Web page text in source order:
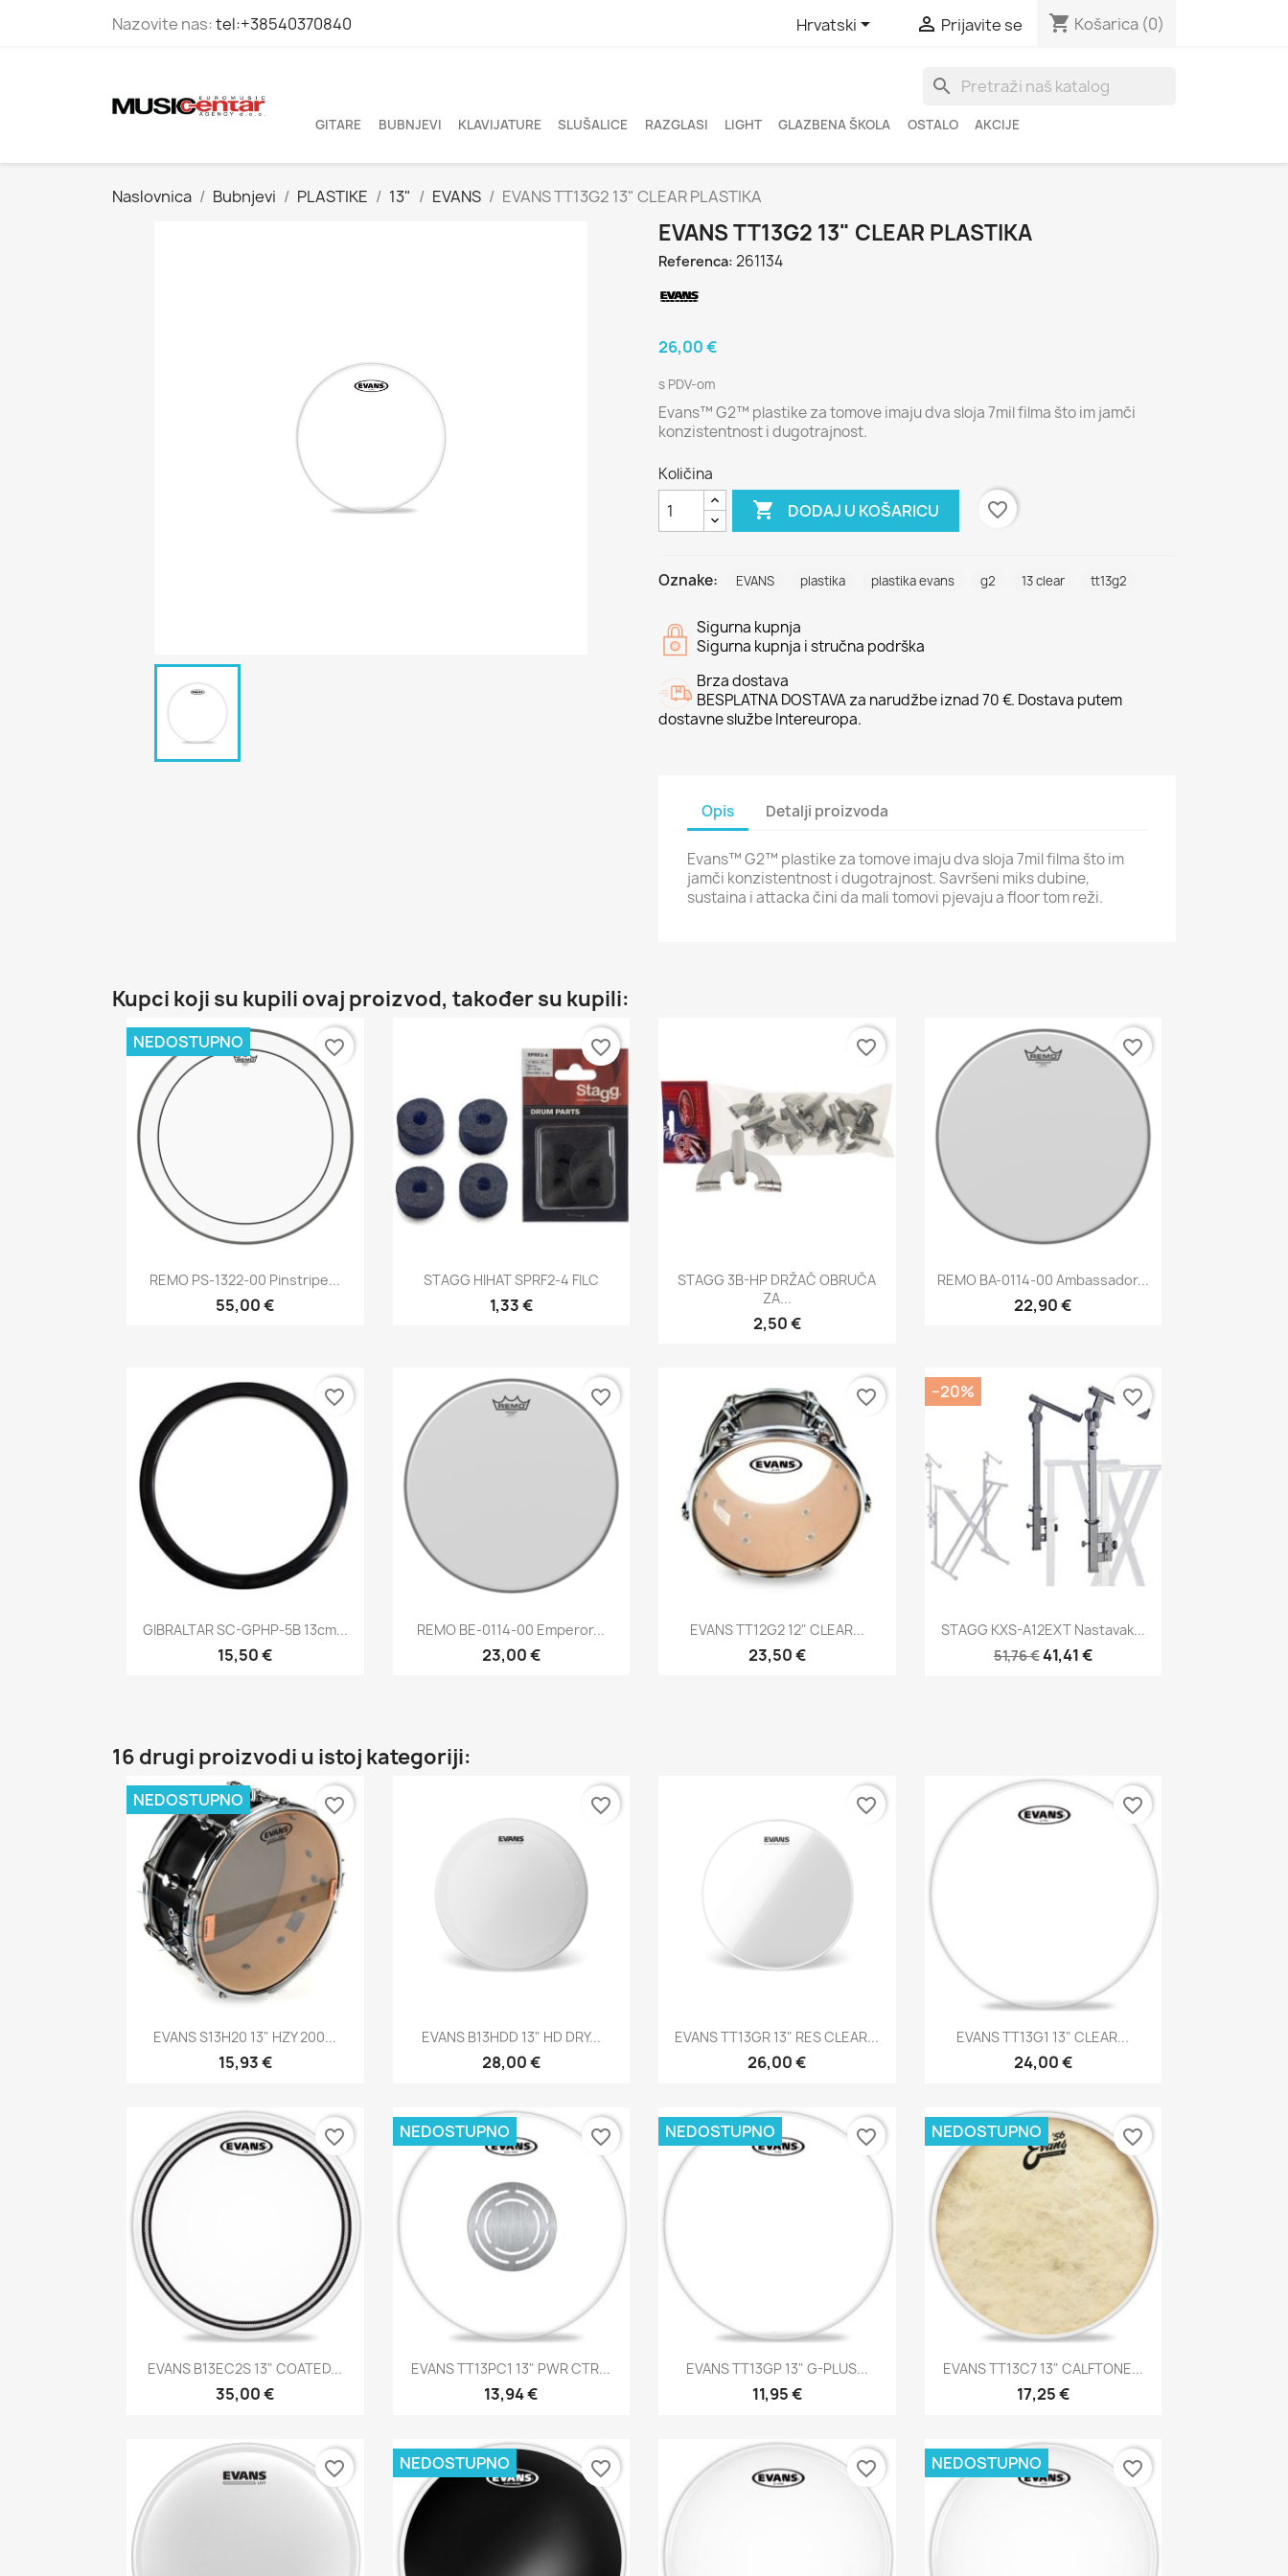
Nazovite nas:tel:+38540370840 Hrvatski  Prijavite se shopping_cart Košarica (0)
search
GITARE BUBNJEVI KLAVIJATURE SLUŠALICE RAZGLASI LIGHT GLAZBENA ŠKOLA OSTALO AKCIJE
Naslovnica Bubnjevi PLASTIKE 13" EVANS EVANS TT13G2 13" CLEAR PLASTIKA
EVANS TT13G2 13" CLEAR PLASTIKA
Referenca: 261134
26,00 €
s PDV-om
Evans™ G2™ plastike za tomove imaju dva sloja 7mil filma što im jamči
konzistentnost i dugotrajnost.
Količina
 DODAJ U KOŠARICU favorite_border
Oznake: EVANS plastika plastika evans g2 13 clear tt13g2
Sigurna kupnja
Sigurna kupnja i stručna podrška
Brza dostava
BESPLATNA DOSTAVA za narudžbe iznad 70 €. Dostava putem
dostavne službe Intereuropa.
Opis Detalji proizvoda
Evans™ G2™ plastike za tomove imaju dva sloja 7mil filma što im
jamči konzistentnost i dugotrajnost. Savršeni miks dubine,
sustaina i attacka čini da mali tomovi pjevaju a floor tom reži.
Kupci koji su kupili ovaj proizvod, također su kupili:
 Brzi pregled
REMO PS-1322-00 Pinstripe...
55,00 €
NEDOSTUPNO favorite_border
Brzi pregled
STAGG HIHAT SPRF2-4 FILC
1,33 €
favorite_border
Brzi pregled
STAGG 3B-HP DRŽAČ OBRUČA
ZA...
2,50 €
favorite_border
Brzi pregled
REMO BA-0114-00 Ambassador...
22,90 €
favorite_border
Brzi pregled
GIBRALTAR SC-GPHP-5B 13cm...
15,50 €
favorite_border
 Brzi pregled
REMO BE-0114-00 Emperor...
23,00 €
favorite_border
Brzi pregled
EVANS TT12G2 12" CLEAR...
23,50 €
favorite_border
Brzi pregled
STAGG KXS-A12EXT Nastavak...
51,76 €41,41 €
−20% favorite_border
16 drugi proizvodi u istoj kategoriji:
Brzi pregled
EVANS S13H20 13" HZY 200...
15,93 €
NEDOSTUPNO favorite_border
Brzi pregled
EVANS B13HDD 13" HD DRY...
28,00 €
favorite_border
Brzi pregled
EVANS TT13GR 13" RES CLEAR...
26,00 €
favorite_border
Brzi pregled
EVANS TT13G1 13" CLEAR...
24,00 €
favorite_border
Brzi pregled
EVANS B13EC2S 13" COATED...
35,00 €
favorite_border
Brzi pregled
EVANS TT13PC1 13" PWR CTR...
13,94 €
NEDOSTUPNO favorite_border
Brzi pregled
EVANS TT13GP 13" G-PLUS...
11,95 €
NEDOSTUPNO favorite_border
Brzi pregled
EVANS TT13C7 13" CALFTONE...
17,25 €
NEDOSTUPNO favorite_border
favorite_border NEDOSTUPNO favorite_border favorite_border NEDOSTUPNO favorite_border